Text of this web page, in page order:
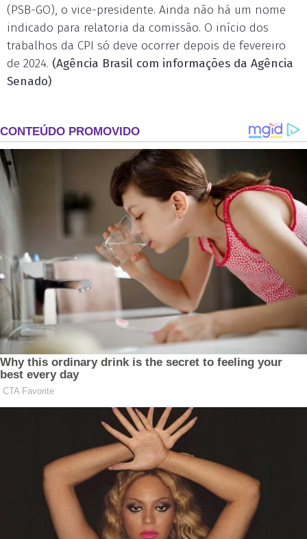
(PSB-GO), o vice-presidente. Ainda não há um nome
indicado para relatoria da comissão. O início dos
trabalhos da CPI só deve ocorrer depois de fevereiro
de 2024. (Agência Brasil com informações da Agência
Senado)